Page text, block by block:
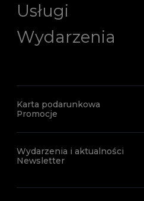
Usługi
Wydarzenia
Karta podarunkowa
Promocje
Wydarzenia i aktualności
Newsletter